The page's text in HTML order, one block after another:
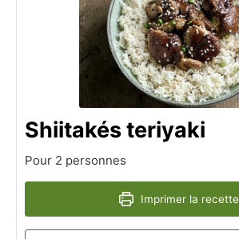
Shiitakés teriyaki
Pour 2 personnes
Imprimer la recette